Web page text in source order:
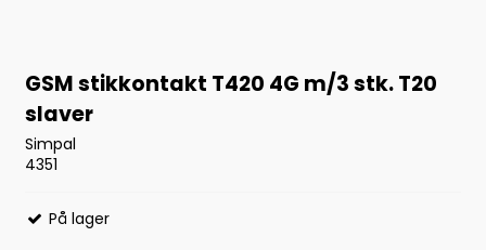
GSM stikkontakt T420 4G m/3 stk. T20
slaver
Simpal
4351
På lager